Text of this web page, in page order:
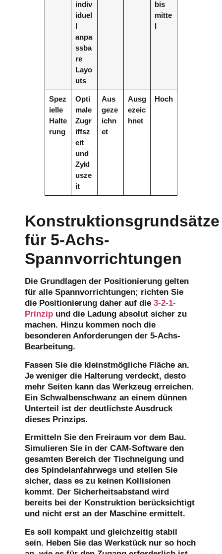
indiv
iduel
l
anpa
ssba
re
Layo
uts
bis
mitte
l
Spez
ielle
Halte
rung
Opti
male
Zugr
iffsz
eit
und
Zykl
usze
it
Aus
geze
ichn
et
Ausg
ezeic
hnet
Hoch
Konstruktionsgrundsätze
für 5-Achs-
Spannvorrichtungen
Die Grundlagen der Positionierung gelten
für alle Spannvorrichtungen; richten Sie
die Positionierung daher auf die 3-2-1-
Prinzip und die Ladung absolut sicher zu
machen. Hinzu kommen noch die
besonderen Anforderungen der 5-Achs-
Bearbeitung.
Fassen Sie die kleinstmögliche Fläche an.
Je weniger die Halterung verdeckt, desto
mehr Seiten kann das Werkzeug erreichen.
Ein Schwalbenschwanz an einem dünnen
Unterteil ist der deutlichste Ausdruck
dieses Prinzips.
Ermitteln Sie den Freiraum vor dem Bau.
Simulieren Sie in der CAM-Software den
gesamten Bereich der Tischneigung und
des Spindelanfahrwegs und stellen Sie
sicher, dass es zu keinen Kollisionen
kommt. Der Sicherheitsabstand wird
bereits bei der Konstruktion berücksichtigt
und nicht erst an der Maschine ermittelt.
Es soll kompakt und gleichzeitig stabil
sein. Heben Sie das Werkstück nur so hoch